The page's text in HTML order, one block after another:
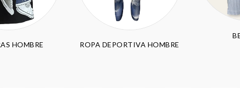
HOMBRE ROPA DEPORTIVA HOMBRE